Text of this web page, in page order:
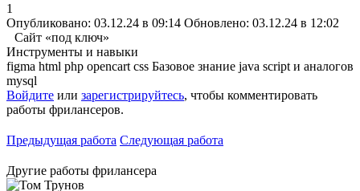
1
Опубликовано: 03.12.24 в 09:14 Обновлено: 03.12.24 в 12:02
Сайт «под ключ»
Инструменты и навыки
figma html php opencart css Базовое знание java script и аналогов
mysql
Войдите или зарегистрируйтесь, чтобы комментировать
работы фрилансеров.
Предыдущая работа Следующая работа
Другие работы фрилансера